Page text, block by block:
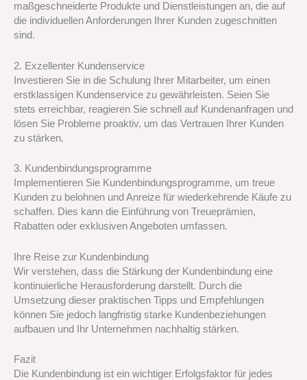
maßgeschneiderte Produkte und Dienstleistungen an, die auf
die individuellen Anforderungen Ihrer Kunden zugeschnitten
sind.
2. Exzellenter Kundenservice
Investieren Sie in die Schulung Ihrer Mitarbeiter, um einen
erstklassigen Kundenservice zu gewährleisten. Seien Sie
stets erreichbar, reagieren Sie schnell auf Kundenanfragen und
lösen Sie Probleme proaktiv, um das Vertrauen Ihrer Kunden
zu stärken.
3. Kundenbindungsprogramme
Implementieren Sie Kundenbindungsprogramme, um treue
Kunden zu belohnen und Anreize für wiederkehrende Käufe zu
schaffen. Dies kann die Einführung von Treueprämien,
Rabatten oder exklusiven Angeboten umfassen.
Ihre Reise zur Kundenbindung
Wir verstehen, dass die Stärkung der Kundenbindung eine
kontinuierliche Herausforderung darstellt. Durch die
Umsetzung dieser praktischen Tipps und Empfehlungen
können Sie jedoch langfristig starke Kundenbeziehungen
aufbauen und Ihr Unternehmen nachhaltig stärken.
Fazit
Die Kundenbindung ist ein wichtiger Erfolgsfaktor für jedes